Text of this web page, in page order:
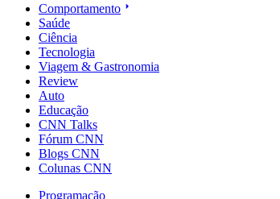
Comportamento
Saúde
Ciência
Tecnologia
Viagem & Gastronomia
Review
Auto
Educação
CNN Talks
Fórum CNN
Blogs CNN
Colunas CNN
Programação